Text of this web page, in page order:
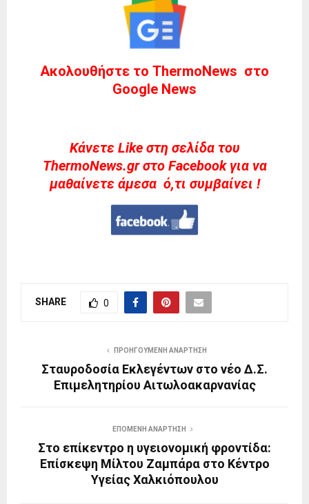
Ακολουθήστε το ThermoNews στο
Google News
Kάνετε Like στη σελίδα του
ThermoNews.gr στο Facebook για να
μαθαίνετε άμεσα ό,τι συμβαίνει !
SHARE 0
ΠΡΟΗΓΟΎΜΕΝΗ ΑΝΆΡΤΗΣΗ
Σταυροδοσία Εκλεγέντων στο νέο Δ.Σ.
Επιμελητηρίου Αιτωλοακαρνανίας
ΕΠΌΜΕΝΗ ΑΝΆΡΤΗΣΗ
Στο επίκεντρο η υγειονομική φροντίδα:
Επίσκεψη Μίλτου Ζαμπάρα στο Κέντρο
Υγείας Χαλκιόπουλου